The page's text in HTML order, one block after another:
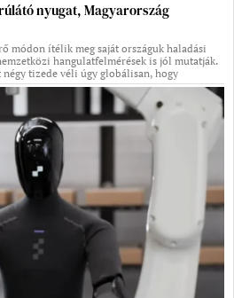
nyugat, Magyarország
módon ítélik meg saját országuk haladási
hangulatfelmérések is jól mutatják.
tizede véli úgy globálisan, hogy